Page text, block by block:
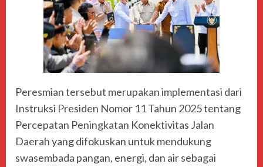
Peresmian tersebut merupakan implementasi dari
Instruksi Presiden Nomor 11 Tahun 2025 tentang
Percepatan Peningkatan Konektivitas Jalan
Daerah yang difokuskan untuk mendukung
swasembada pangan, energi, dan air sebagai